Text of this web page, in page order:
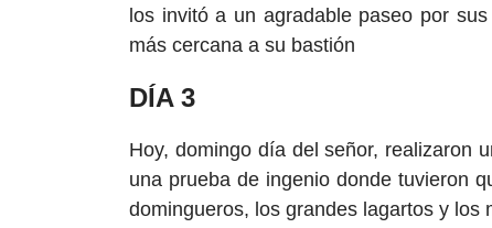
los invitó a un agradable paseo por
más cercana a su bastión
DÍA 3
Hoy, domingo día del señor, realizaron
una prueba de ingenio donde tuvieron
domingueros, los grandes lagartos y los